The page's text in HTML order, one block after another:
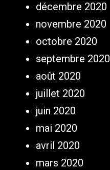
décembre 2020
novembre 2020
octobre 2020
septembre 2020
août 2020
juillet 2020
juin 2020
mai 2020
avril 2020
mars 2020